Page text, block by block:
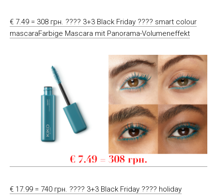
€ 7.49 = 308 грн. ???? 3+3 Black Friday ???? smart colour
mascaraFarbige Mascara mit Panorama-Volumeneffekt
€ 17.99 = 740 грн. ???? 3+3 Black Friday ???? holiday